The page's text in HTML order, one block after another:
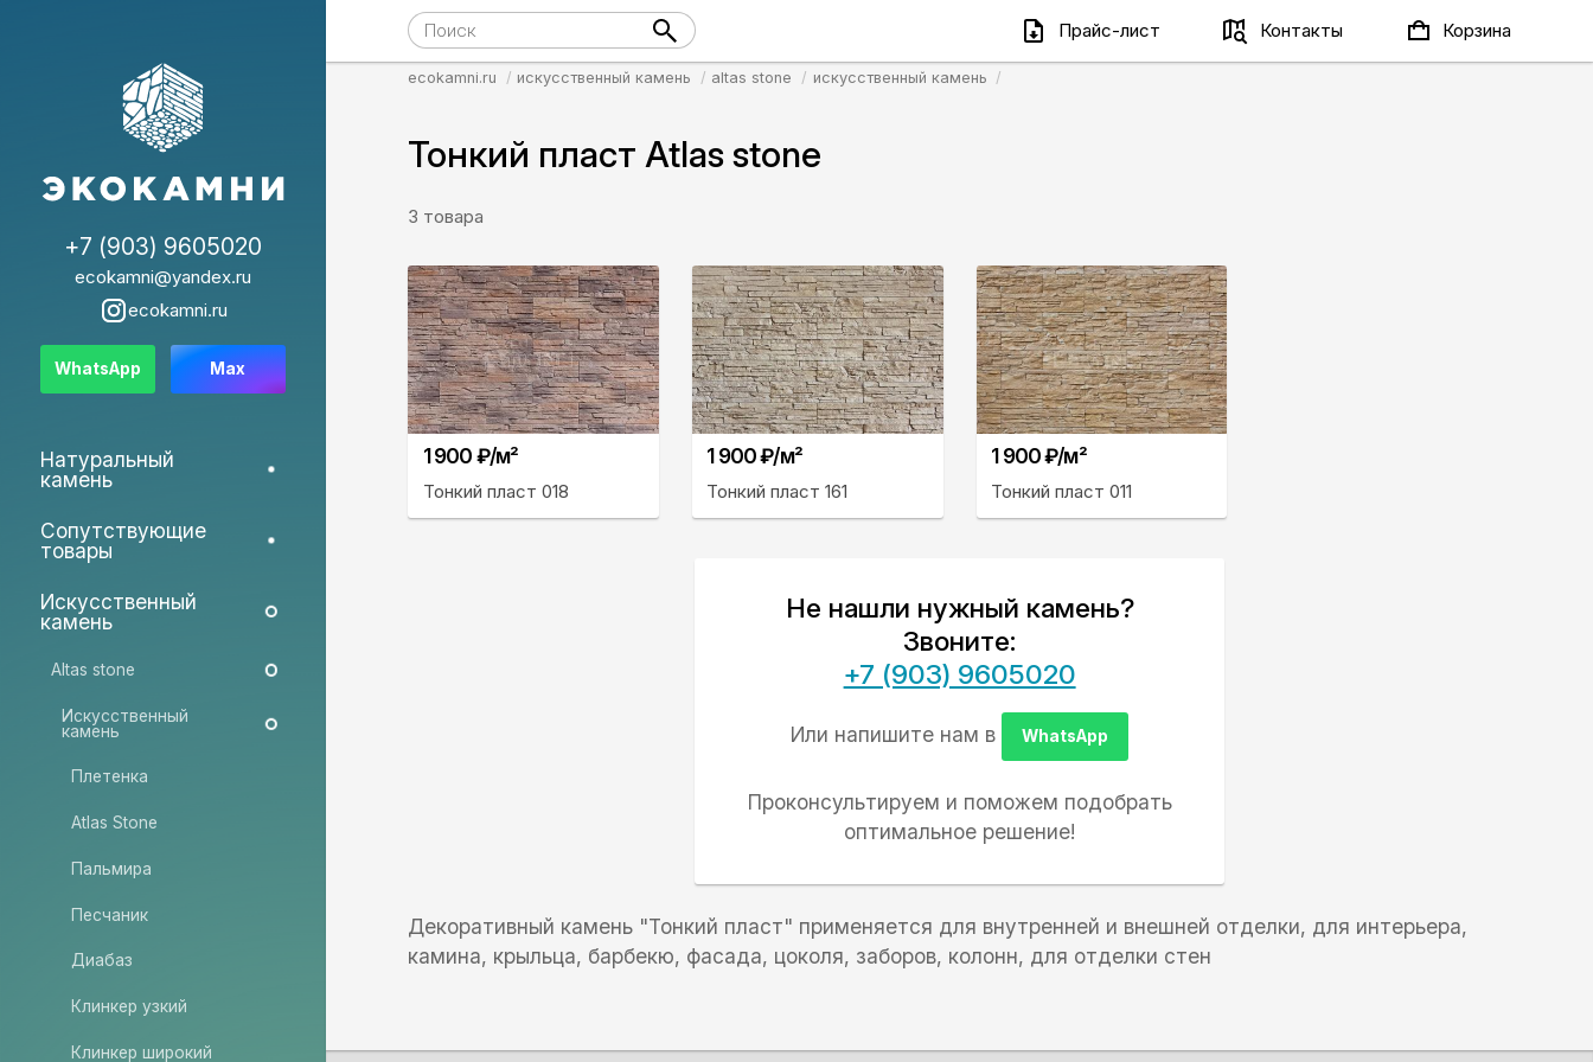
ecokamni.ru искусственный камень altas stone искусственный камень
Тонкий пласт Atlas stone
3 товара
1 900 ₽/м²
Тонкий пласт 018
1 900 ₽/м²
Тонкий пласт 161
1 900 ₽/м²
Тонкий пласт 011
Не нашли нужный камень?
Звоните:
+7 (903) 9605020
Или напишите нам в WhatsApp
Проконсультируем и поможем подобрать
оптимальное решение!
Декоративный камень "Тонкий пласт" применяется для внутренней и внешней отделки, для интерьера,
камина, крыльца, барбекю, фасада, цоколя, заборов, колонн, для отделки стен
+7 (903) 9605020
ecokamni@yandex.ru
ecokamni.ru
WhatsApp Max
Натуральный
камень
Сопутствующие
товары
Искусственный
камень
Altas stone
Искусственный
камень
Плетенка
Atlas Stone
Пальмира
Песчаник
Диабаз
Клинкер узкий
Клинкер широкий
Прайс-лист Контакты Корзина